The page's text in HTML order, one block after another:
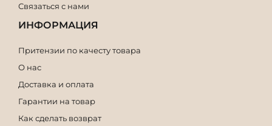
Связаться с нами
ИНФОРМАЦИЯ
Притензии по качесту товара
О нас
Доставка и оплата
Гарантии на товар
Как сделать возврат